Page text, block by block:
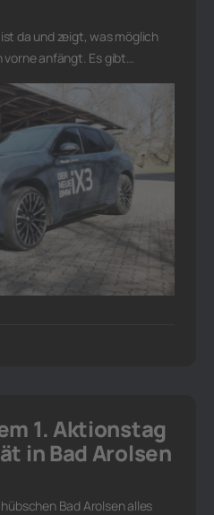
da und zeigt, was möglich
vorne anfängt. Es gibt…
1. Aktionstag
in Bad Arolsen
Bad Arolsen alles